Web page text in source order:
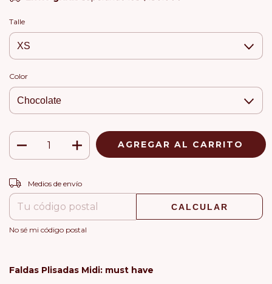
Talle
Color
Entregas para el CP:
Medios de envío
CALCULAR
No sé mi código postal
Faldas Plisadas Midi: must have